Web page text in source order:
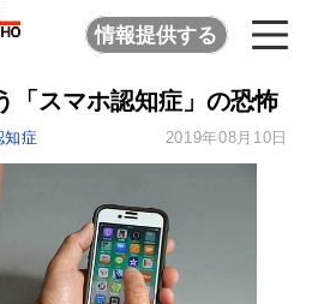
情報提供する
「スマホ認知症」の恐怖
知症 2019年08月10日